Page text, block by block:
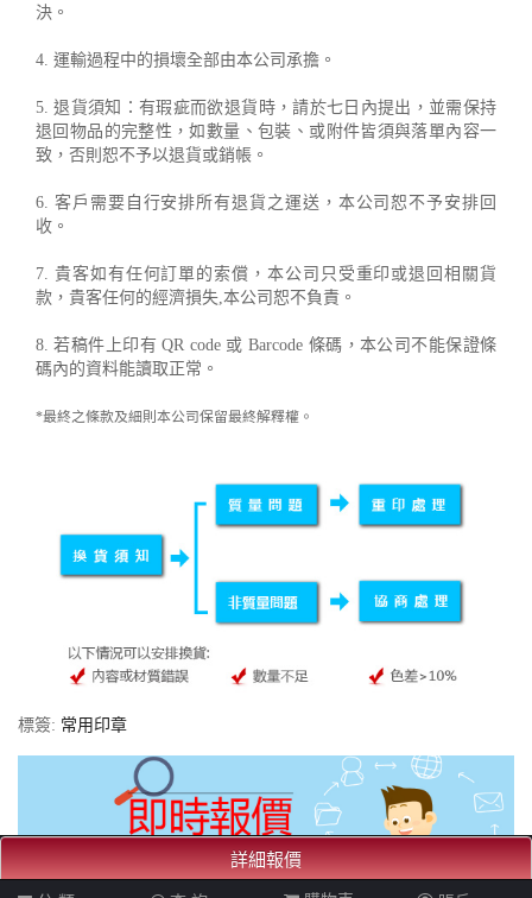
決。
4. 運輸過程中的損壞全部由本公司承擔。
5. 退貨須知：有瑕疵而欲退貨時，請於七日內提出，並需保持
退回物品的完整性，如數量、包裝、或附件皆須與落單內容一
致，否則恕不予以退貨或銷帳。
6. 客戶需要自行安排所有退貨之運送，本公司恕不予安排回
收。
7. 貴客如有任何訂單的索償，本公司只受重印或退回相關貨
款，貴客任何的經濟損失,本公司恕不負責。
8. 若稿件上印有 QR code 或 Barcode 條碼，本公司不能保證條
碼內的資料能讀取正常。
*最終之條款及細則本公司保留最終解釋權。
標簽: 常用印章
詳細報價